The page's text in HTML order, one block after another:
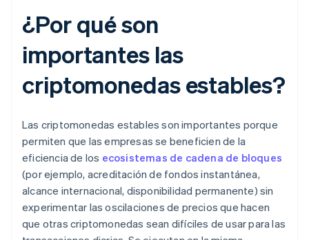
¿Por qué son
importantes las
criptomonedas estables?
Las criptomonedas estables son importantes porque
permiten que las empresas se beneficien de la
eficiencia de los ecosistemas de cadena de bloques
(por ejemplo, acreditación de fondos instantánea,
alcance internacional, disponibilidad permanente) sin
experimentar las oscilaciones de precios que hacen
que otras criptomonedas sean difíciles de usar para las